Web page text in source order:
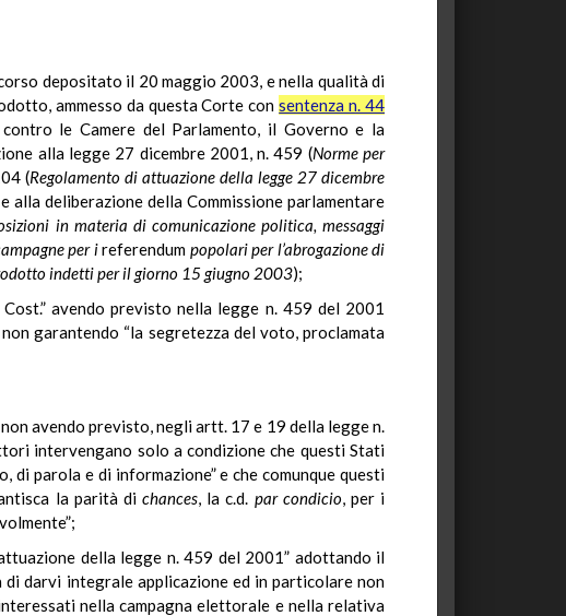
depositato il 20 maggio 2003, e nella qualità di
ammesso da questa Corte consentenza n. 44
le Camere del Parlamento, il Governo e la
alla legge 27 dicembre 2001, n. 459 (Norme per
(Regolamento di attuazione della legge 27 dicembre
alla deliberazione della Commissione parlamentare
in materia di comunicazione politica, messaggi
per ireferendum popolari per l’abrogazione di
indetti per il giorno 15 giugno 2003);
avendo previsto nella legge n. 459 del 2001
garantendo “la segretezza del voto, proclamata
avendo previsto, negli artt. 17 e 19 della legge n.
intervengano solo a condizione che questi Stati
parola e di informazione” e che comunque questi
la parità di chances, la c.d. par condicio, per i
della legge n. 459 del 2001” adottando il
darvi integrale applicazione ed in particolare non
nella campagna elettorale e nella relativa